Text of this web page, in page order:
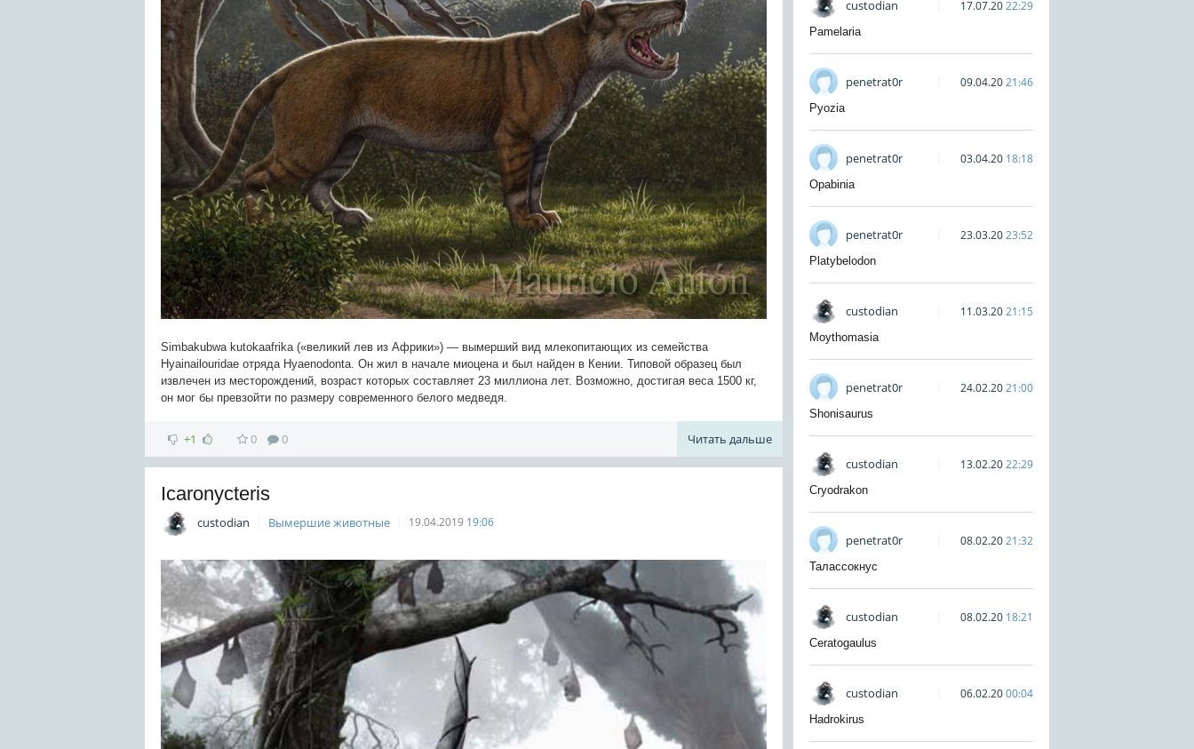
Simbakubwa kutokaafrika («великий лев из Африки») — вымерший вид млекопитающих из семейства
Hyainailouridae отряда Hyaenodonta. Он жил в начале миоцена и был найден в Кении. Типовой образец был
извлечен из месторождений, возраст которых составляет 23 миллиона лет. Возможно, достигая веса 1500 кг,
он мог бы превзойти по размеру современного белого медведя.
+1 0 0 Читать дальше
Icaronycteris
custodian Вымершие животные 19.04.2019 19:06
custodian 17.07.2022:29
Pamelaria
penetrat0r 09.04.2021:46
Pyozia
penetrat0r 03.04.20 18:18
Opabinia
penetrat0r 23.03.2023:52
Platybelodon
custodian 11.03.2021:15
Moythomasia
penetrat0r 24.02.2021:00
Shonisaurus
custodian 13.02.2022:29
Cryodrakon
penetrat0r 08.02.2021:32
Талассокнус
custodian 08.02.20 18:21
Ceratogaulus
custodian 06.02.2000:04
Hadrokirus